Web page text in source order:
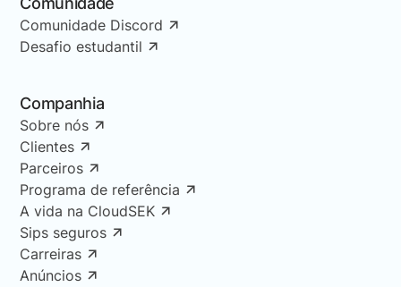
Comunidade Discord
Desafio estudantil
Companhia
Sobre nós
Clientes
Parceiros
Programa de referência
A vida na CloudSEK
Sips seguros
Carreiras
Anúncios